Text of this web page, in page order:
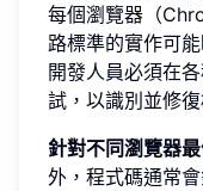
每個瀏覽器（
路標準的實作可
開發人員必須在
試，以識別並修
針對不同瀏覽器
外，程式碼通常